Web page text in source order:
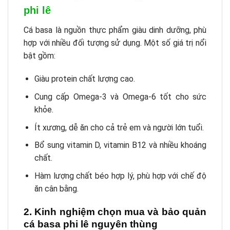
phi lê
Cá basa là nguồn thực phẩm giàu dinh dưỡng, phù
hợp với nhiều đối tượng sử dụng. Một số giá trị nổi
bật gồm:
Giàu protein chất lượng cao.
Cung cấp Omega-3 và Omega-6 tốt cho sức
khỏe.
Ít xương, dễ ăn cho cả trẻ em và người lớn tuổi.
Bổ sung vitamin D, vitamin B12 và nhiều khoáng
chất.
Hàm lượng chất béo hợp lý, phù hợp với chế độ
ăn cân bằng.
2. Kinh nghiệm chọn mua và bảo quản
cá basa phi lê nguyên thùng